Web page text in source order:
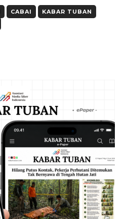
CABAI
KABAR TUBAN